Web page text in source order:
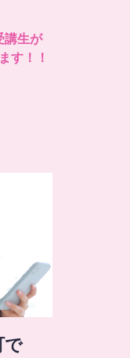
講生が
す！！
で